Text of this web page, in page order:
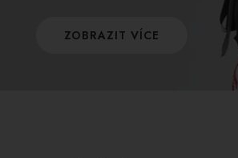
ZOBRAZIT VÍCE